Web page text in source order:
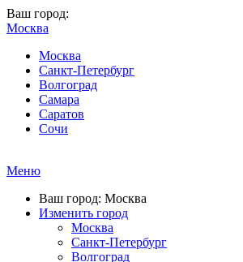
Ваш город:
Москва
Москва
Санкт-Петербург
Волгоград
Самара
Саратов
Сочи
Меню
Ваш город: Москва
Изменить город
Москва
Санкт-Петербург
Волгоград